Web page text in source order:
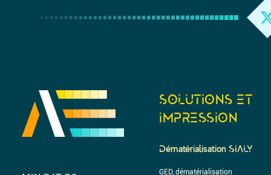
SOLUTIONS ET
IMPRESSION
Dématérialisation SIALY
GED, dématérialisation